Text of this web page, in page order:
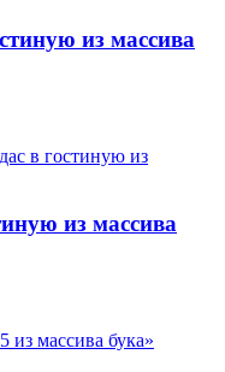
из массива
из массива